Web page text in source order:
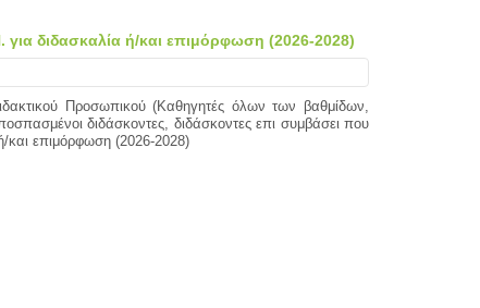
διδασκαλία ή/και επιμόρφωση (2026-2028)
Προσωπικού (Καθηγητές όλων των βαθμίδων,
διδάσκοντες, διδάσκοντες επι συμβάσει που
ή/και επιμόρφωση (2026-2028)